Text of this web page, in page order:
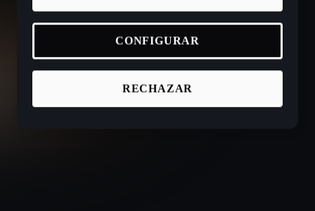
RECHAZAR
CONFIGURAR